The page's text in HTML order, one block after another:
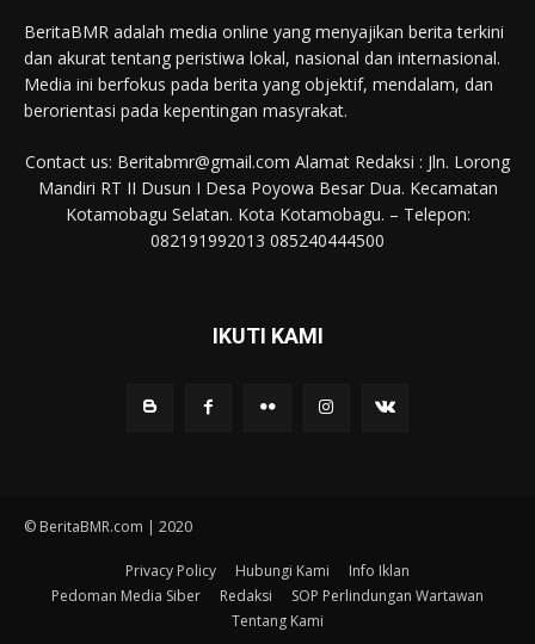
BeritaBMR adalah media online yang menyajikan berita terkini
dan akurat tentang peristiwa lokal, nasional dan internasional.
Media ini berfokus pada berita yang objektif, mendalam, dan
berorientasi pada kepentingan masyrakat.
Contact us: Beritabmr@gmail.com Alamat Redaksi : Jln. Lorong
Mandiri RT II Dusun I Desa Poyowa Besar Dua. Kecamatan
Kotamobagu Selatan. Kota Kotamobagu. – Telepon:
082191992013 085240444500
IKUTI KAMI
© BeritaBMR.com | 2020
Privacy Policy Hubungi Kami
Info Iklan
Pedoman Media Siber
Redaksi
SOP Perlindungan Wartawan
Tentang Kami